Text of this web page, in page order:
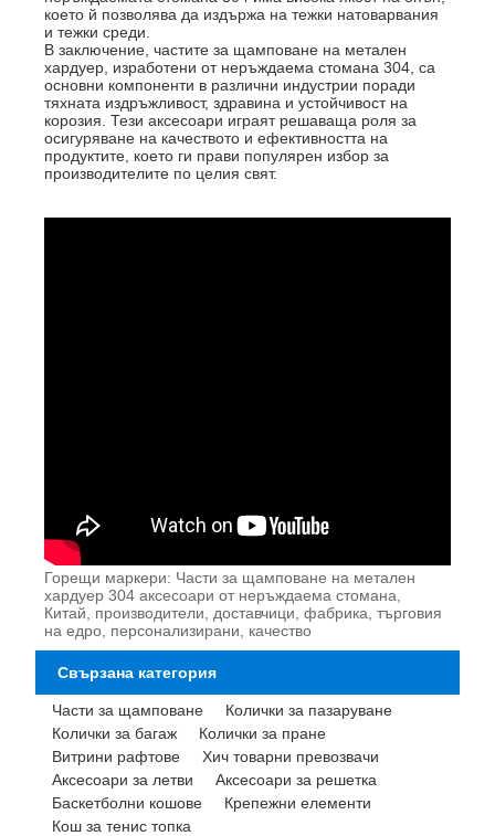
което й позволява да издържа на тежки натоварвания
и тежки среди.
В заключение, частите за щамповане на метален
хардуер, изработени от неръждаема стомана 304, са
основни компоненти в различни индустрии поради
тяхната издръжливост, здравина и устойчивост на
корозия. Тези аксесоари играят решаваща роля за
осигуряване на качеството и ефективността на
продуктите, което ги прави популярен избор за
производителите по целия свят.
Горещи маркери: Части за щамповане на метален
хардуер 304 аксесоари от неръждаема стомана,
Китай, производители, доставчици, фабрика, търговия
на едро, персонализирани, качество
Свързана категория
Части за щамповане
Колички за пазаруване
Колички за багаж
Колички за пране
Витрини рафтове
Хич товарни превозвачи
Аксесоари за летви
Аксесоари за решетка
Баскетболни кошове
Крепежни елементи
Кош за тенис топка